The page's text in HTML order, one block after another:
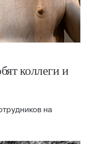
коллеги и
на